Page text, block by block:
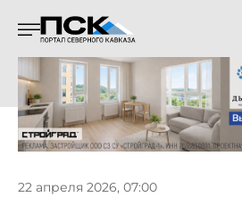
22 апреля 2026, 07:00